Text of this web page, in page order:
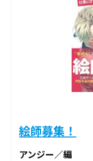
絵師募集！
アンジー／編